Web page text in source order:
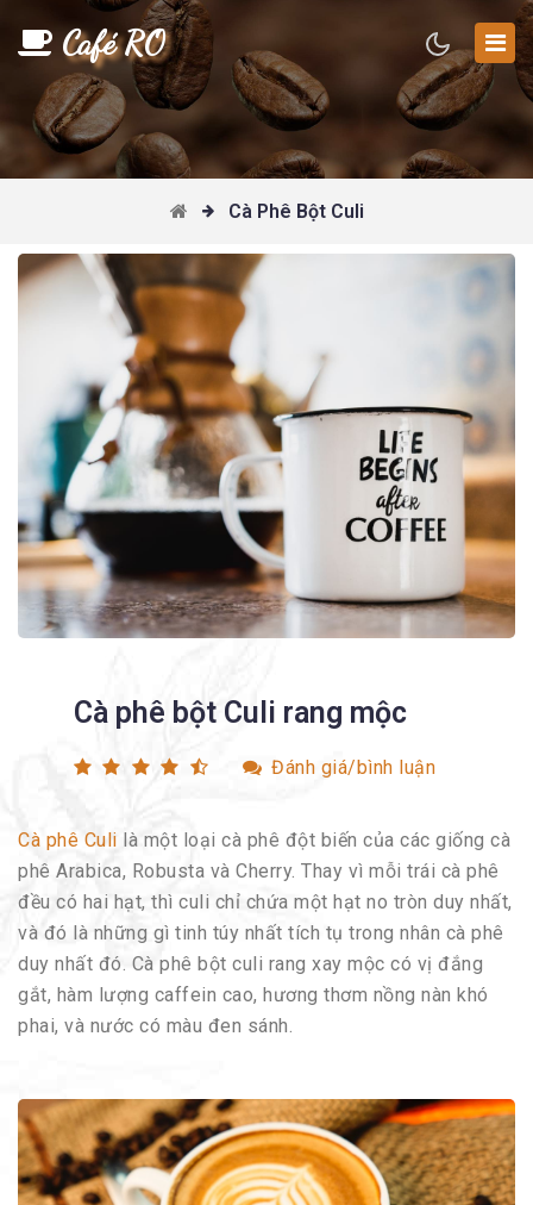
Café RO
Cà Phê Bột Culi
Cà phê bột Culi rang mộc
Đánh giá/bình luận
Cà phê Culi là một loại cà phê đột biến của các giống cà
phê Arabica, Robusta và Cherry. Thay vì mỗi trái cà phê
đều có hai hạt, thì culi chỉ chứa một hạt no tròn duy nhất,
và đó là những gì tinh túy nhất tích tụ trong nhân cà phê
duy nhất đó. Cà phê bột culi rang xay mộc có vị đắng
gắt, hàm lượng caffein cao, hương thơm nồng nàn khó
phai, và nước có màu đen sánh.